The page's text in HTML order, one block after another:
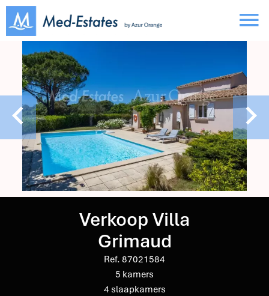
Verkoop Villa
Grimaud
Ref. 87021584
5 kamers
4 slaapkamers